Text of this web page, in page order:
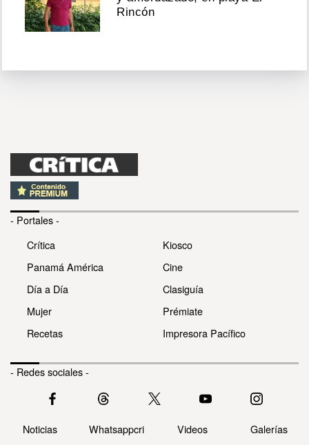
Rincón
- Portales -
Crítica
Panamá América
Día a Día
Mujer
Recetas
Kiosco
Cine
Clasiguía
Prémiate
Impresora Pacífico
- Redes sociales -
Noticias Whatsappcri Videos Galerías